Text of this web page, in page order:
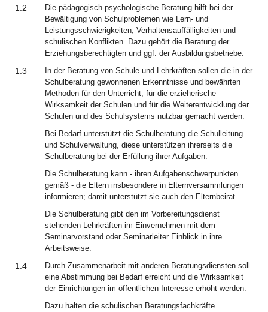
1.2
Die pädagogisch-psychologische Beratung hilft bei der
Bewältigung von Schulproblemen wie Lern- und
Leistungsschwierigkeiten, Verhaltensauffälligkeiten und
schulischen Konflikten. Dazu gehört die Beratung der
Erziehungsberechtigten und ggf. der Ausbildungsbetriebe.
1.3
In der Beratung von Schule und Lehrkräften sollen die in der
Schulberatung gewonnenen Erkenntnisse und bewährten
Methoden für den Unterricht, für die erzieherische
Wirksamkeit der Schulen und für die Weiterentwicklung der
Schulen und des Schulsystems nutzbar gemacht werden.
Bei Bedarf unterstützt die Schulberatung die Schulleitung
und Schulverwaltung, diese unterstützen ihrerseits die
Schulberatung bei der Erfüllung ihrer Aufgaben.
Die Schulberatung kann - ihren Aufgabenschwerpunkten
gemäß - die Eltern insbesondere in Elternversammlungen
informieren; damit unterstützt sie auch den Elternbeirat.
Die Schulberatung gibt den im Vorbereitungsdienst
stehenden Lehrkräften im Einvernehmen mit dem
Seminarvorstand oder Seminarleiter Einblick in ihre
Arbeitsweise.
1.4
Durch Zusammenarbeit mit anderen Beratungsdiensten soll
eine Abstimmung bei Bedarf erreicht und die Wirksamkeit
der Einrichtungen im öffentlichen Interesse erhöht werden.
Dazu halten die schulischen Beratungsfachkräfte